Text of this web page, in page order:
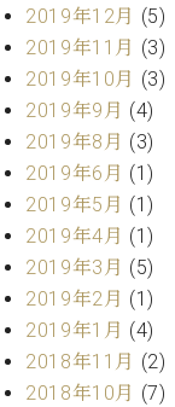
ヒ
シ
ュ
タ
イ
ン
デ
ジ
タ
ル)
ーロ
ピア
ノ特
選中
古】
イ
ベ
ン
ト
報
八
王
子
工
2019年12月 (5)
2019年11月 (3)
2019年10月 (3)
2019年9月 (4)
2019年8月 (3)
2019年6月 (1)
2019年5月 (1)
2019年4月 (1)
2019年3月 (5)
2019年2月 (1)
2019年1月 (4)
2018年11月 (2)
2018年10月 (7)